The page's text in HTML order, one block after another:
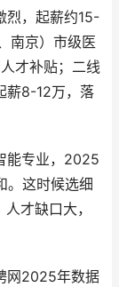
烈，起薪约15-
南京）市级医
才补贴；二线
薪8-12万，落
能专业，2025
。这时候选细
才缺口大，
网2025年数据